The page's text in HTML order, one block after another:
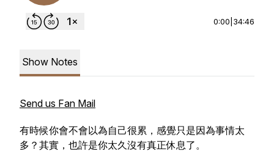
0:00 34:46
Show Notes
Send us Fan Mail
有時候你會不會以為自己很累，感覺只是因為事情太
多？其實，也許是你太久沒有真正休息了。